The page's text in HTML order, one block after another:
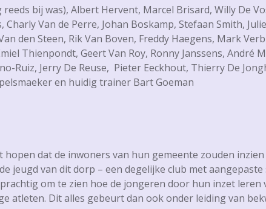
bij was), Albert Hervent, Marcel Brisard, Willy De
Van de Perre, Johan Boskamp, Stefaan Smith,
den Steen, Rik Van Boven, Freddy Haegens, Mark
Thienpondt, Geert Van Roy, Ronny Janssens, André
Ruiz, Jerry De Reuse, Pieter Eeckhout, Thierry De
en huidig trainer Bart Goeman
hopen dat de inwoners van hun gemeente zouden
jeugd van dit dorp – een degelijke club met
om te zien hoe de jongeren door hun inzet leren
atleten. Dit alles gebeurt dan ook onder leiding van